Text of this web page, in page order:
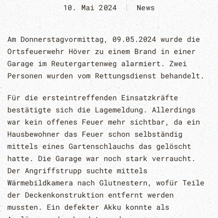
10. Mai 2024 News
Am Donnerstagvormittag, 09.05.2024 wurde die
Ortsfeuerwehr Höver zu einem Brand in einer
Garage im Reutergartenweg alarmiert. Zwei
Personen wurden vom Rettungsdienst behandelt.
Für die ersteintreffenden Einsatzkräfte
bestätigte sich die Lagemeldung. Allerdings
war kein offenes Feuer mehr sichtbar, da ein
Hausbewohner das Feuer schon selbständig
mittels eines Gartenschlauchs das gelöscht
hatte. Die Garage war noch stark verraucht.
Der Angriffstrupp suchte mittels
Wärmebildkamera nach Glutnestern, wofür Teile
der Deckenkonstruktion entfernt werden
mussten. Ein defekter Akku konnte als